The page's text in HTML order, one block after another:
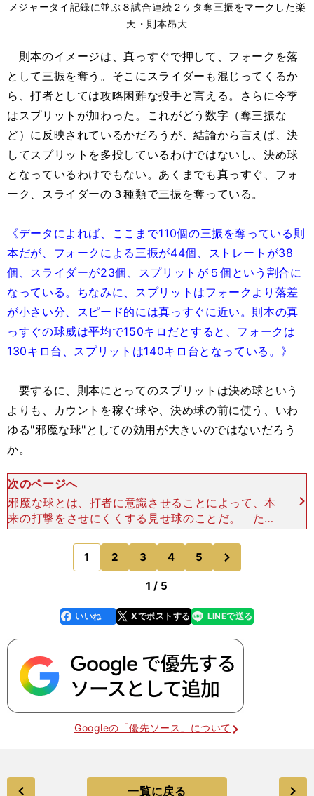
メジャータイ記録に並ぶ８試合連続２ケタ奪三振をマークした楽
天・則本昂大
則本のイメージは、真っすぐで押して、フォークを落
として三振を奪う。そこにスライダーも混じってくるか
ら、打者としては攻略困難な投手と言える。さらに今季
はスプリットが加わった。これがどう数字（奪三振な
ど）に反映されているかだろうが、結論から言えば、決
してスプリットを多投しているわけではないし、決め球
となっているわけでもない。あくまでも真っすぐ、フォ
ーク、スライダーの３種類で三振を奪っている。
《データによれば、ここまで110個の三振を奪っている則
本だが、フォークによる三振が44個、ストレートが38
個、スライダーが23個、スプリットが５個という割合に
なっている。ちなみに、スプリットはフォークより落差
が小さい分、スピード的には真っすぐに近い。則本の真
っすぐの球威は平均で150キロだとすると、フォークは
130キロ台、スプリットは140キロ台となっている。》
要するに、則本にとってのスプリットは決め球という
よりも、カウントを稼ぐ球や、決め球の前に使う、いわ
ゆる"邪魔な球"としての効用が大きいのではないだろう
か。
次のページへ
邪魔な球とは、打者に意識させることによって、本
来の打撃をさせにくくする見せ球のことだ。 たと
えば右打者の場合、長距離タイプの一発屋なら、一
般的にアウトコース中心の攻めになる。だが、それ
は打者もお見通し
1 2 3 4 5
のページへ
1 / 5
faceboo
k
いいね Xでポストする
line LINEで送る
Googleの「優先ソース」について
一覧に戻る